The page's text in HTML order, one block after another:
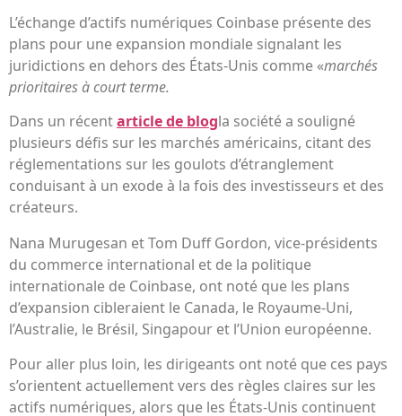
L’échange d’actifs numériques Coinbase présente des
plans pour une expansion mondiale signalant les
juridictions en dehors des États-Unis comme «marchés
prioritaires à court terme.
Dans un récentarticle de blogla société a souligné
plusieurs défis sur les marchés américains, citant des
réglementations sur les goulots d’étranglement
conduisant à un exode à la fois des investisseurs et des
créateurs.
Nana Murugesan et Tom Duff Gordon, vice-présidents
du commerce international et de la politique
internationale de Coinbase, ont noté que les plans
d’expansion cibleraient le Canada, le Royaume-Uni,
l’Australie, le Brésil, Singapour et l’Union européenne.
Pour aller plus loin, les dirigeants ont noté que ces pays
s’orientent actuellement vers des règles claires sur les
actifs numériques, alors que les États-Unis continuent